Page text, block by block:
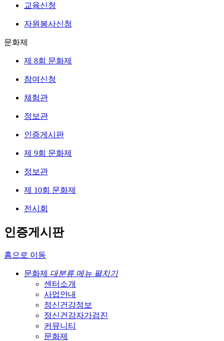
교육신청
자원봉사신청
문화제
제 8회 문화제
참여신청
체험관
정보관
인증게시판
제 9회 문화제
정보관
제 10회 문화제
전시회
인증게시판
홈으로 이동
문화제 대분류 메뉴 펼치기
센터소개
사업안내
정신건강정보
정신건강자가검진
커뮤니티
문화제